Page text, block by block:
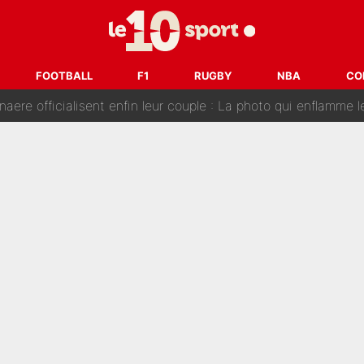
FOOTBALL F1 RUGBY NBA
Michael Olise : L’annonce du Bayern Munich sur son
: La photo qui met fin au transfert de l’été !
officialisent enfin leur couple : La photo qui enflamme